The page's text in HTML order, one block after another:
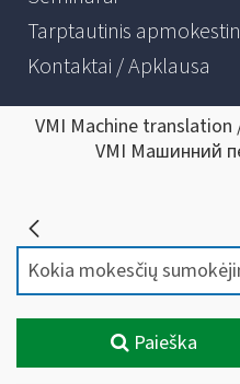
Tarptautinis
Kontaktai / Apklausa
VMI Machine
VMI Машинний
Paieška